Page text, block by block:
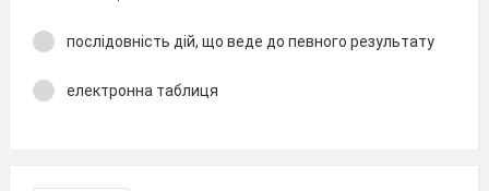
послідовність дій, що веде до певного результату
електронна таблиця